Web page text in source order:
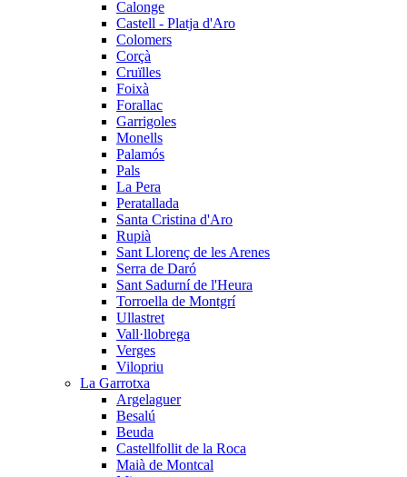
Calonge
Castell - Platja d'Aro
Colomers
Corçà
Cruïlles
Foixà
Forallac
Garrigoles
Monells
Palamós
Pals
La Pera
Peratallada
Santa Cristina d'Aro
Rupià
Sant Llorenç de les Arenes
Serra de Daró
Sant Sadurní de l'Heura
Torroella de Montgrí
Ullastret
Vall·llobrega
Verges
Vilopriu
La Garrotxa
Argelaguer
Besalú
Beuda
Castellfollit de la Roca
Maià de Montcal